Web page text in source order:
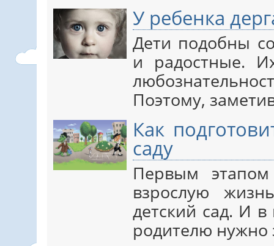
У ребенка
Дети подобны
и радостные.
Поэтому,
Как
саду
Первым
взрослую
детский сад. И
родителю нужно